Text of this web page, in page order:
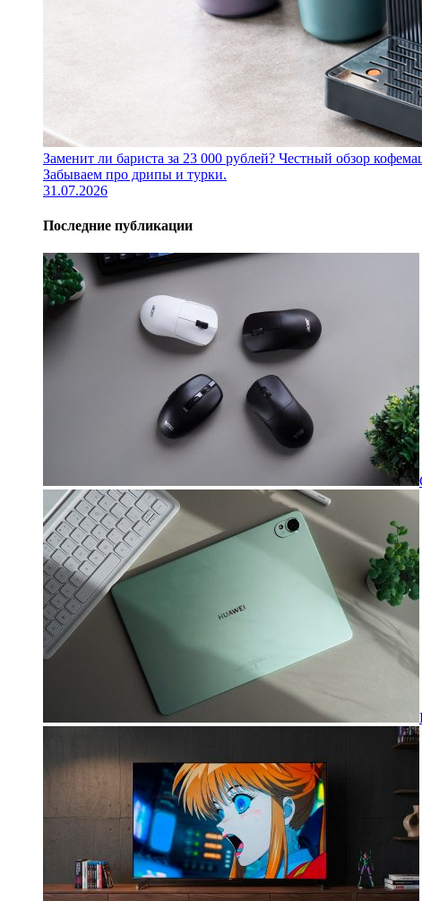
Заменит ли бариста за 23 000 рублей? Честный обзор
Забываем про дрипы и турки.
31.07.2026
Последние публикации